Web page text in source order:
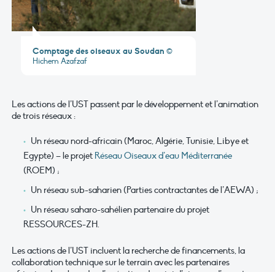
Comptage des oiseaux au Soudan ©
Hichem Azafzaf
Les actions de l’UST passent par le développement et l’animation
de trois réseaux :
Un réseau nord-africain (Maroc, Algérie, Tunisie, Libye et
Egypte) – le projet Réseau Oiseaux d’eau Méditerranée
(ROEM) ;
Un réseau sub-saharien (Parties contractantes de l’AEWA) ;
Un réseau saharo-sahélien partenaire du projet
RESSOURCES-ZH.
Les actions de l’UST incluent la recherche de financements, la
collaboration technique sur le terrain avec les partenaires